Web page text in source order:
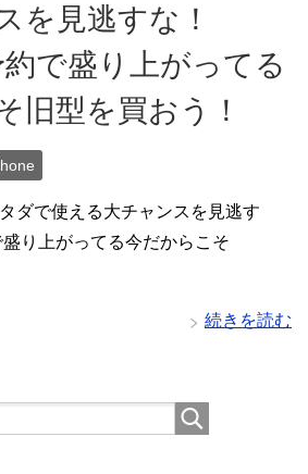
を見逃すな！
で盛り上がってる
旧型を買おう！
ダで使える大チャンスを見逃す
り上がってる今だからこそ
続きを読む